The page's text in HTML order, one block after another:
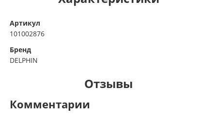
Артикул
101002876
Бренд
DELPHIN
Отзывы
Комментарии